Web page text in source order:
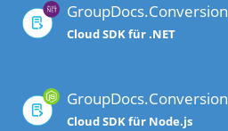
GroupDocs.Conversion
Cloud SDK für .NET
GroupDocs.Conversion
Cloud SDK für Node.js